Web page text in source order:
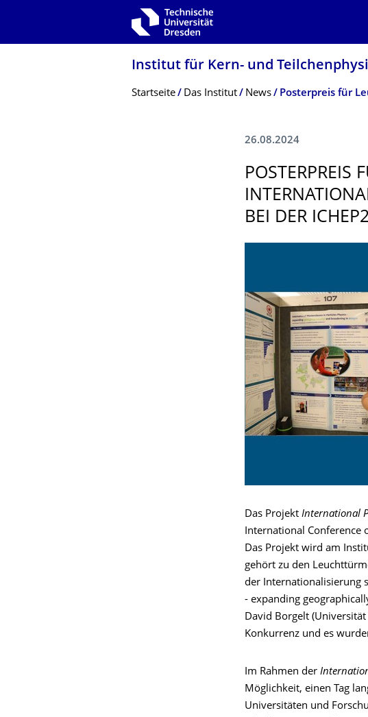
Zur Hauptnavigation springen
Institut für Kern- und
Breadcrumb-Menü
Startseite Das Institut News
26.08.2024
­POSTERPREIS
BEI DER
Das Projekt International
International Conference
Das Projekt wird am
gehört zu den
der Internationalisierung
- expanding
David Borgelt
Konkurrenz und es
Im Rahmen der
Möglichkeit, einen Tag
Universitäten und